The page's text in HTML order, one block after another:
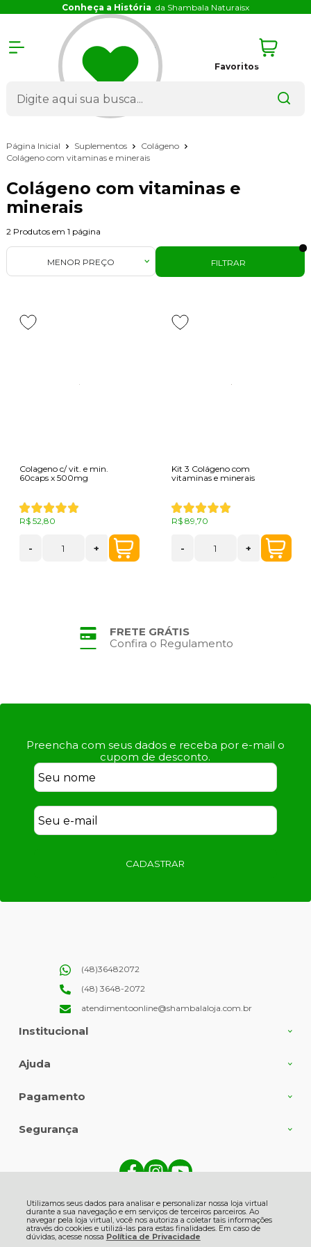
Utilizamos seus dados para analisar e personalizar nossa loja virtual
durante a sua navegação e em serviços de terceiros parceiros. Ao
navegar pela loja virtual, você nos autoriza a coletar tais informações
através do cookies e utilizá-las para estas finalidades. Em caso de
dúvidas, acesse nossa Política de Privacidade
Conheça a História da Shambala Naturaisx
Favoritos
Página Inicial Suplementos
Colágeno
Colágeno com vitaminas e minerais
Colágeno com vitaminas e
minerais
2 Produtos em 1 página
FILTRAR
MENOR PREÇO
Colageno c/ vit. e min.
60caps x 500mg
R$ 52,80
- +
Kit 3 Colágeno com
vitaminas e minerais
R$ 89,70
- +
FRETE GRÁTIS
Confira o Regulamento
Preencha com seus dados e receba por e-mail o
cupom de desconto.
CADASTRAR
Institucional
Ajuda
(48)36482072
(48) 3648-2072
atendimentoonline@shambalaloja.com.br
Pagamento
Segurança
Grasso - 513 - Centro - 88735-000 - Gravatal - SC
CNPJ: 82.863.416/0001-06 | © Todos os direitos reservados - Shambala
Naturais - 2026